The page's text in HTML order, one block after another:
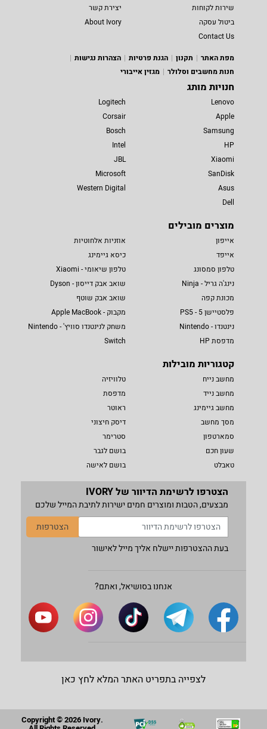
שירות לקוחות
יצירת קשר
ביטול עסקה
About Ivory
Contact Us
מפת האתר
תקנון הגנת פרטיות
הצהרות נגישות
חנות מחשבים וסלולר
מגזין אייבורי
חנויות מותג
Lenovo
Apple
Samsung
HP
Xiaomi
SanDisk
Asus
Dell
Logitech
Corsair
Bosch
Intel
JBL
Microsoft
Western Digital
מוצרים מובילים
אייפון
אייפד
טלפון סמסונג
נינג'ה גריל - Ninja
מכונת קפה
פלסטיישן 5 - PS5
נינטנדו - Nintendo
מדפסת HP
אוזניות אלחוטיות
כיסא גיימינג
טלפון שיאומי - Xiaomi
שואב אבק דייסון - Dyson
שואב אבק שוטף
מקבוק - Apple MacBook
משחק לנינטנדו סוויץ' - Nintendo
Switch
קטגוריות מובילות
מחשב נייח
מחשב נייד
מחשב גיימינג
מסך מחשב
סמארטפון
שעון חכם
טאבלט
טלוויזיה
מדפסת
ראוטר
דיסק חיצוני
סטרימר
בושם לגבר
בושם לאישה
הצטרפו לרשימת הדיוור של IVORY
מבצעים, הטבות ומוצרים חמים ישירות לתיבת המייל שלכם
הצטרפות
בעת ההצטרפות יישלח אליך מייל לאישור
אנחנו בסושיאל, ואתם?
לצפייה בתפריט האתר המלא לחץ כאן
Copyright © 2026 Ivory.